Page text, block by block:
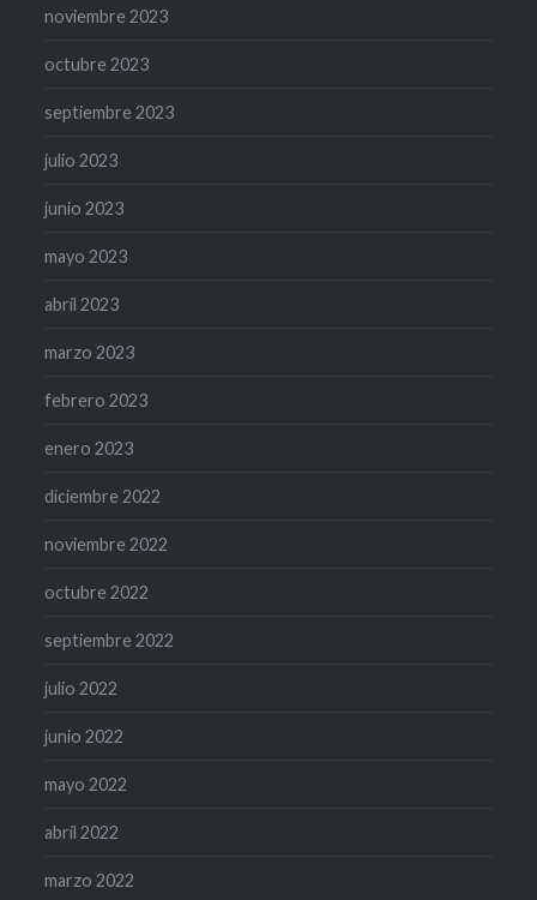
noviembre 2023
octubre 2023
septiembre 2023
julio 2023
junio 2023
mayo 2023
abril 2023
marzo 2023
febrero 2023
enero 2023
diciembre 2022
noviembre 2022
octubre 2022
septiembre 2022
julio 2022
junio 2022
mayo 2022
abril 2022
marzo 2022